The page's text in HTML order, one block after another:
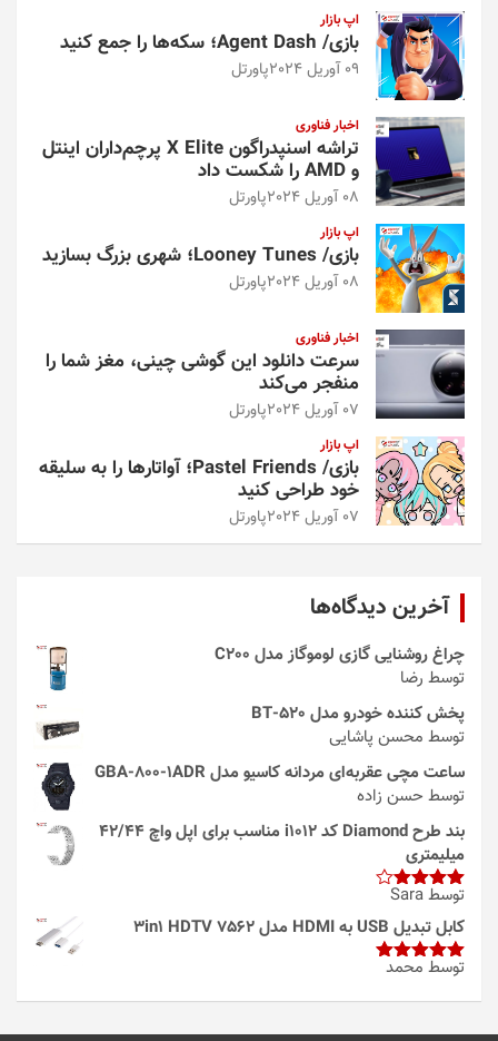
اپ بازار
بازی/ Agent Dash؛ سکه‌ها را جمع کنید
09 آوریل 2024 پاورتل
اخبار فناوری
تراشه اسنپدراگون X Elite پرچم‌داران اینتل
و AMD را شکست داد
08 آوریل 2024 پاورتل
اپ بازار
بازی/ Looney Tunes؛ شهری بزرگ بسازید
08 آوریل 2024 پاورتل
اخبار فناوری
سرعت دانلود این گوشی چینی، مغز شما را
منفجر می‌کند
07 آوریل 2024 پاورتل
اپ بازار
بازی/ Pastel Friends؛ آواتارها را به سلیقه
خود طراحی کنید
07 آوریل 2024 پاورتل
آخرین دیدگاه‌ها
چراغ روشنایی گازی لوموگاز مدل C200
توسط رضا
پخش کننده خودرو مدل 520-BT
توسط محسن پاشایی
ساعت مچی عقربه‌ای مردانه کاسیو مدل GBA-800-1ADR
توسط حسن زاده
بند طرح Diamond کد i1012 مناسب برای اپل واچ 42/44
میلیمتری
امتیاز4
از 5
توسط Sara
کابل تبدیل USB به HDMI مدل 3in1 HDTV 7562
امتیاز5از
توسط محمد